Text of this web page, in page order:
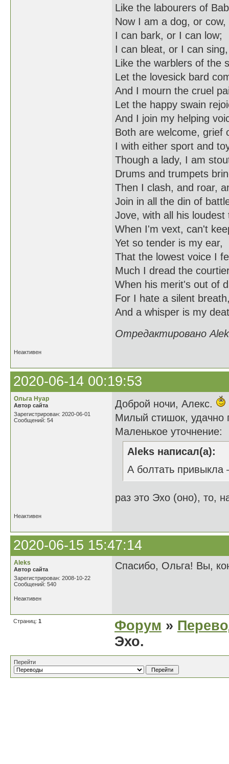
Like the labourers of
Now I am a dog, or cow,
I can bark, or I can low;
I can bleat, or I can sing,
Like the warblers of the
Let the lovesick bard
And I mourn the cruel
Let the happy swain
And I join my helping
Both are welcome, grief
I with either sport and
Though a lady, I am
Drums and trumpets
Then I clash, and roar,
Join in all the din of
Jove, with all his loudest
When I'm vext, can't
Yet so tender is my ear,
That the lowest voice I
Much I dread the
When his merit's out of
For I hate a silent
And a whisper is my
Отредактировано
Неактивен
2020-06-14 00:19:53
Ольга Нуар
Автор сайта
Зарегистрирован: 2020-06-01
Сообщений: 54
Доброй ночи, Алекс.
Милый стишок, удачно
Маленькое уточнение:
Aleks написал(а):
А болтать привыкла
раз это Эхо (оно), то,
Неактивен
2020-06-15 15:47:14
Aleks
Автор сайта
Зарегистрирован: 2008-10-22
Сообщений: 540
Спасибо, Ольга! Вы,
Неактивен
Страниц: 1 Форум »
Эхо.
Перейти